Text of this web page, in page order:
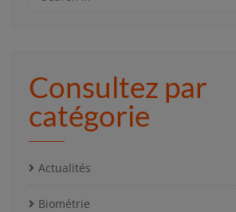
Consultez par
catégorie
Actualités
Biométrie